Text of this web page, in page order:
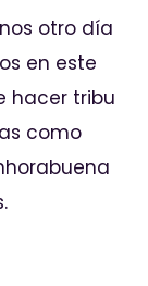
otro día
en este
hacer tribu
como